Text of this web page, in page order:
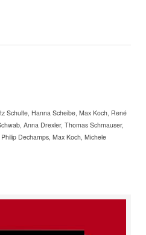
Schulte, Hanna Scheibe, Max Koch, René
Anna Drexler, Thomas Schmauser,
Dechamps, Max Koch, Michele